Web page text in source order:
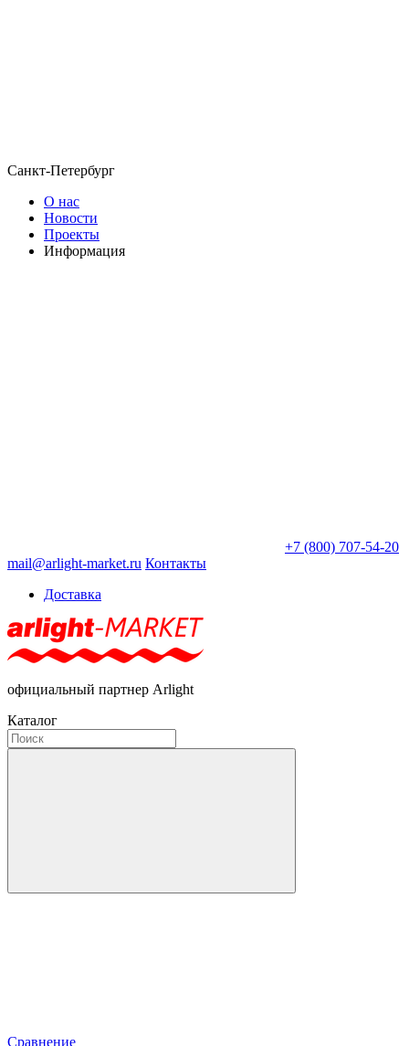
Санкт-Петербург
О нас
Новости
Проекты
Информация
+7 (800) 707-54-20
mail@arlight-market.ru Контакты
Доставка
официальный партнер Arlight
Каталог
Сравнение